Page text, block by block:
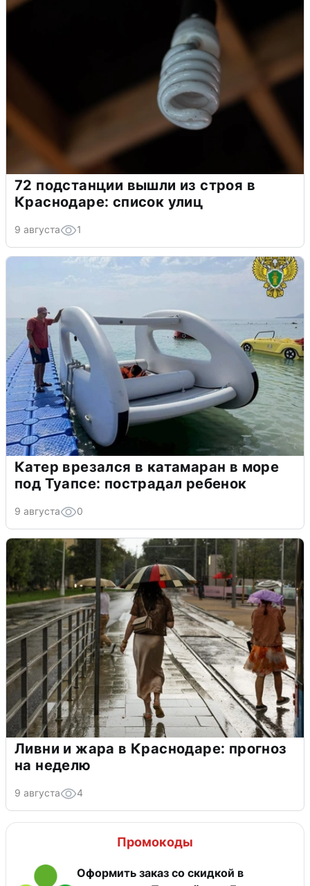
72 подстанции вышли из строя в
Краснодаре: список улиц
9 августа 1
Катер врезался в катамаран в море
под Туапсе: пострадал ребенок
9 августа 0
Ливни и жара в Краснодаре: прогноз
на неделю
9 августа 4
Промокоды
Оформить заказ со скидкой в